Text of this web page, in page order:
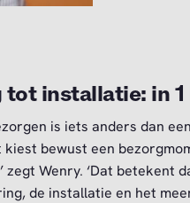
installatie: in 1
is iets anders dan
kiest bewust een
zegt Wenry. ‘Dat betekent
de installatie en het